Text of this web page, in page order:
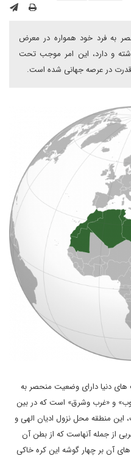
به فرد خود همواره در معرض
و دارد، این امر موجب تحت
قدرت در عرصه جهانی شده است.
دنیا دارای وضعیت منحصر به
و «غرب وشرق» است که در بین
این منطقه محل نزول ادیان الهی و
از جمله آنهاست که از بطن آن
آن بر چهار گوشه این کره خاکی